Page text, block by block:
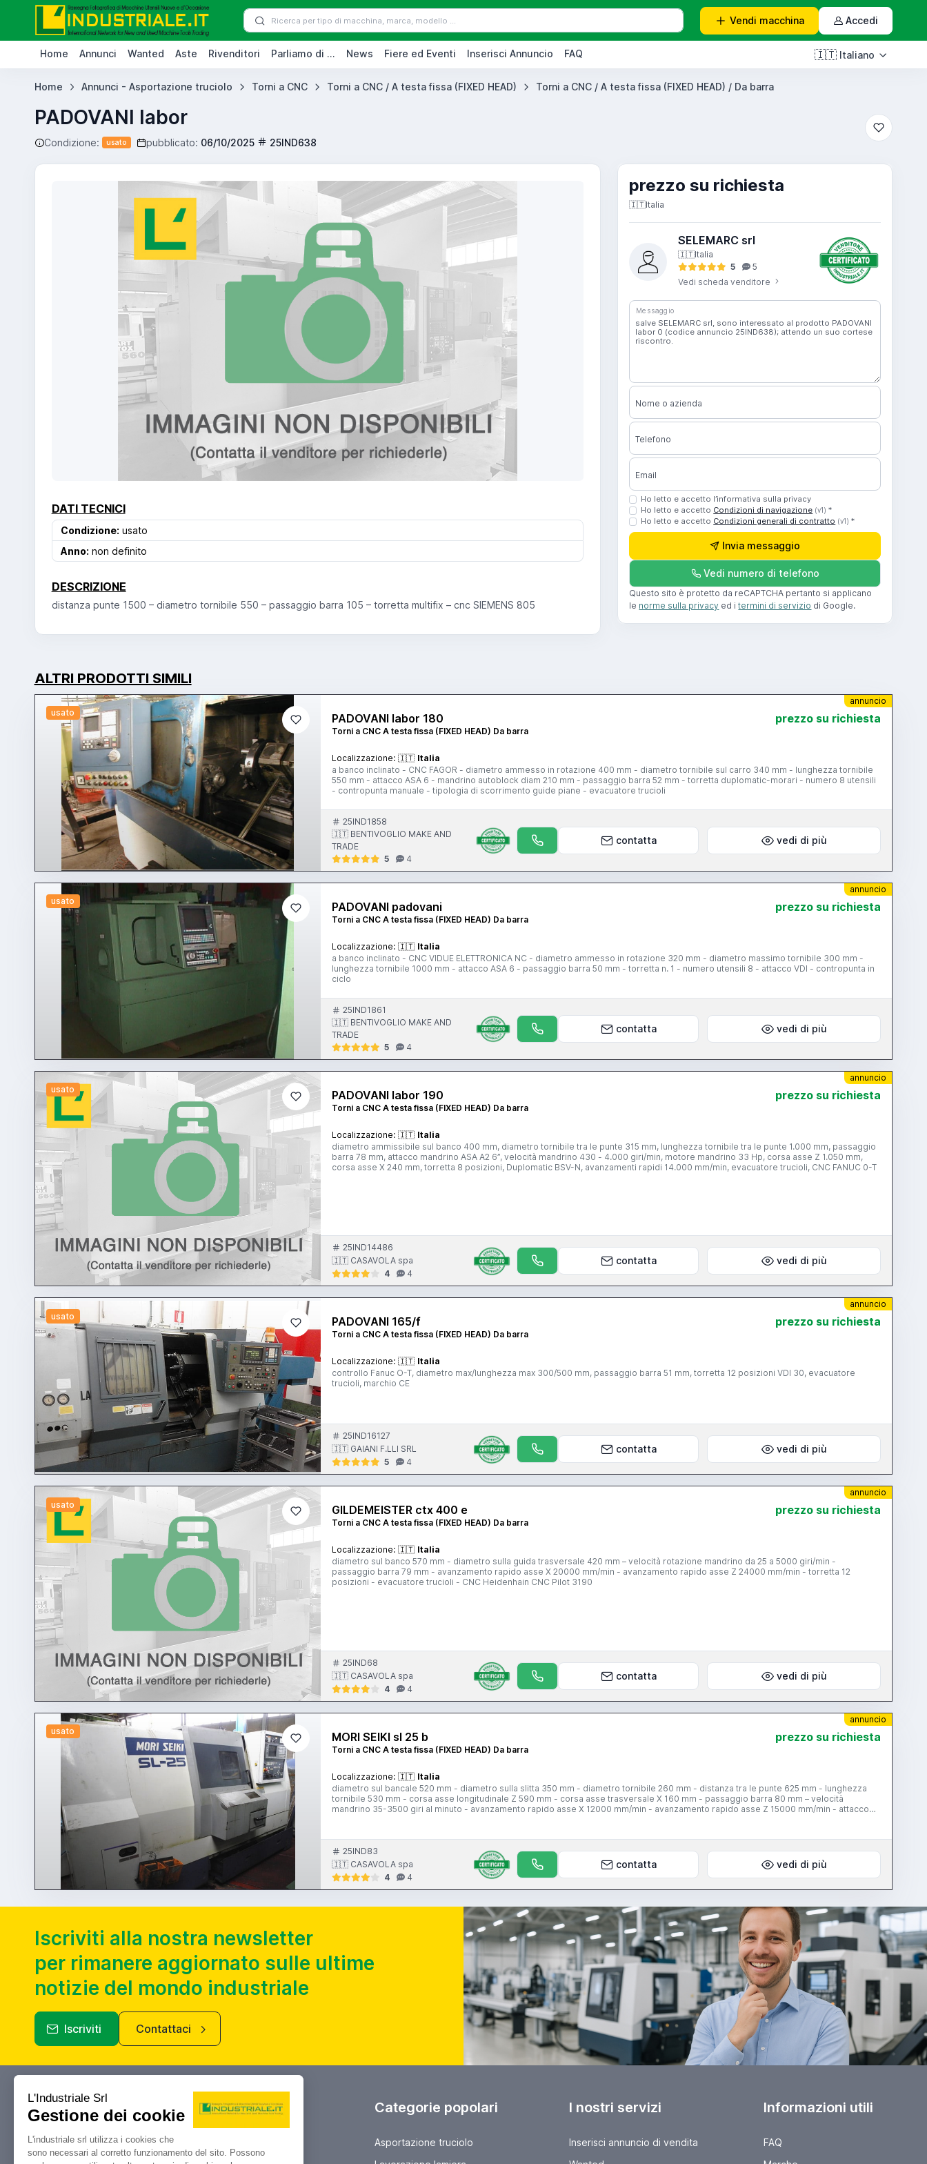
Vendi macchina Accedi
Home Annunci Wanted Aste Rivenditori Parliamo di ... News Fiere ed Eventi Inserisci Annuncio FAQ 🇮🇹 Italiano
Home Annunci - Asportazione truciolo Torni a CNC Torni a CNC / A testa fissa (FIXED HEAD) Torni a CNC / A testa fissa (FIXED HEAD) / Da barra
PADOVANI labor
Condizione: usato pubblicato: 06/10/2025 25IND638
DATI TECNICI
Condizione: usato
Anno: non definito
DESCRIZIONE
distanza punte 1500 – diametro tornibile 550 – passaggio barra 105 – torretta multifix – cnc SIEMENS 805
prezzo su richiesta
🇮🇹Italia
SELEMARC srl
🇮🇹Italia
5
5
Vedi scheda venditore
Messaggio
Nome o azienda
Telefono
Email
Ho letto e accetto l’informativa sulla privacy
Ho letto e accetto Condizioni di navigazione (v1) *
Ho letto e accetto Condizioni generali di contratto (v1) *
Invia messaggio
Vedi numero di telefono
Questo sito è protetto da reCAPTCHA pertanto si applicano
le norme sulla privacy ed itermini di servizio di Google.
ALTRI PRODOTTI SIMILI
usato
annuncio
PADOVANI labor 180
Torni a CNC A testa fissa (FIXED HEAD) Da barra
prezzo su richiesta
Localizzazione: 🇮🇹 Italia
a banco inclinato - CNC FAGOR - diametro ammesso in rotazione 400 mm - diametro tornibile sul carro 340 mm - lunghezza tornibile
550 mm - attacco ASA 6 - mandrino autoblock diam 210 mm - passaggio barra 52 mm - torretta duplomatic-morari - numero 8 utensili
- contropunta manuale - tipologia di scorrimento guide piane - evacuatore trucioli
25IND1858
🇮🇹 BENTIVOGLIO MAKE AND
TRADE
5
4
contatta vedi di più
usato
annuncio
PADOVANI padovani
Torni a CNC A testa fissa (FIXED HEAD) Da barra
prezzo su richiesta
Localizzazione: 🇮🇹 Italia
a banco inclinato - CNC VIDUE ELETTRONICA NC - diametro ammesso in rotazione 320 mm - diametro massimo tornibile 300 mm -
lunghezza tornibile 1000 mm - attacco ASA 6 - passaggio barra 50 mm - torretta n. 1 - numero utensili 8 - attacco VDI - contropunta in
ciclo
25IND1861
🇮🇹 BENTIVOGLIO MAKE AND
TRADE
5
4
contatta vedi di più
usato
annuncio
PADOVANI labor 190
Torni a CNC A testa fissa (FIXED HEAD) Da barra
prezzo su richiesta
Localizzazione: 🇮🇹 Italia
diametro ammissibile sul banco 400 mm, diametro tornibile tra le punte 315 mm, lunghezza tornibile tra le punte 1.000 mm, passaggio
barra 78 mm, attacco mandrino ASA A2 6”, velocità mandrino 430 - 4.000 giri/min, motore mandrino 33 Hp, corsa asse Z 1.050 mm,
corsa asse X 240 mm, torretta 8 posizioni, Duplomatic BSV-N, avanzamenti rapidi 14.000 mm/min, evacuatore trucioli, CNC FANUC 0-T
25IND14486
🇮🇹 CASAVOLA spa
4
4
contatta vedi di più
usato
annuncio
PADOVANI 165/f
Torni a CNC A testa fissa (FIXED HEAD) Da barra
prezzo su richiesta
Localizzazione: 🇮🇹 Italia
controllo Fanuc O-T, diametro max/lunghezza max 300/500 mm, passaggio barra 51 mm, torretta 12 posizioni VDI 30, evacuatore
trucioli, marchio CE
25IND16127
🇮🇹 GAIANI F.LLI SRL
5
4
contatta vedi di più
usato
annuncio
GILDEMEISTER ctx 400 e
Torni a CNC A testa fissa (FIXED HEAD) Da barra
prezzo su richiesta
Localizzazione: 🇮🇹 Italia
diametro sul banco 570 mm - diametro sulla guida trasversale 420 mm – velocità rotazione mandrino da 25 a 5000 giri/min -
passaggio barra 79 mm - avanzamento rapido asse X 20000 mm/min - avanzamento rapido asse Z 24000 mm/min - torretta 12
posizioni - evacuatore trucioli - CNC Heidenhain CNC Pilot 3190
25IND68
🇮🇹 CASAVOLA spa
4
4
contatta vedi di più
usato
annuncio
MORI SEIKI sl 25 b
Torni a CNC A testa fissa (FIXED HEAD) Da barra
prezzo su richiesta
Localizzazione: 🇮🇹 Italia
diametro sul bancale 520 mm - diametro sulla slitta 350 mm - diametro tornibile 260 mm - distanza tra le punte 625 mm - lunghezza
tornibile 530 mm - corsa asse longitudinale Z 590 mm - corsa asse trasversale X 160 mm - passaggio barra 80 mm – velocità
mandrino 35-3500 giri al minuto - avanzamento rapido asse X 12000 mm/min - avanzamento rapido asse Z 15000 mm/min - attacco
25IND83
🇮🇹 CASAVOLA spa
4
4
contatta vedi di più
Iscriviti alla nostra newsletter
per rimanere aggiornato sulle ultime
notizie del mondo industriale
Iscriviti Contattaci
Industriale.it
Il tuo portale di riferimento per
compravendita, aste e liquidazioni di
Categorie popolari
Asportazione truciolo
I nostri servizi
Inserisci annuncio di vendita
Informazioni utili
FAQ